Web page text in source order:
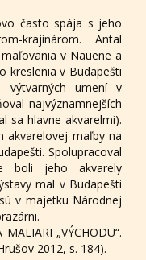
často spája s jeho
krajinárom. Antal
v Nauene a
kreslenia v Budapešti
výtvarných umení v
najvýznamnejších
sa hlavne akvarelmi).
akvarelovej maľby na
Spolupracoval
boli jeho akvarely
mal v Budapešti
v majetku Národnej
„VÝCHODU“.
2012, s. 184).